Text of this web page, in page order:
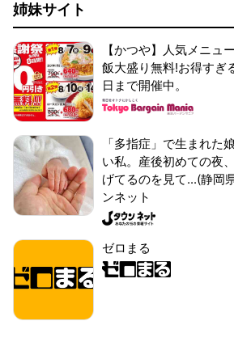
姉妹サイト
【かつや】人気メニュ
飯大盛り無料!お得すぎ
日まで開催中。
「多指症」で生まれた
い私。産後初めての夜
げてるのを見て...(静岡
ンネット
ゼロまる